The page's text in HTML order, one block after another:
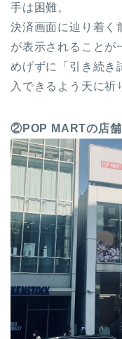
手は困難。
決済画面に辿り着く
が表示されることが
めげずに「引き続き
入できるよう天に祈
②POP MARTの店舗